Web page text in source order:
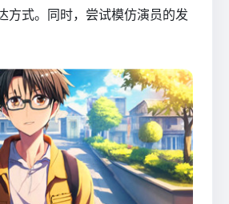
方式。同时，尝试模仿演员的发